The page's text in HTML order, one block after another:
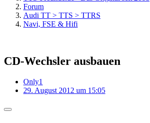
Forum
Audi TT > TTS > TTRS
Navi, FSE & Hifi
CD-Wechsler ausbauen
Only1
29. August 2012 um 15:05